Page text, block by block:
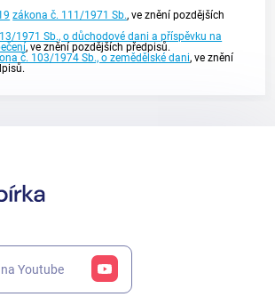
zákona č. 111/1971 Sb., ve znění pozdějších
1971 Sb., o důchodové dani a příspěvku na
, ve znění pozdějších předpisů.
č. 103/1974 Sb., o zemědělské dani, ve znění
Youtube